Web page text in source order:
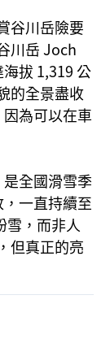
谷川岳險要
川岳 Joch
拔 1,319 公
的全景盡收
為可以在車
全國滑雪季
一直持續至
雪，而非人
但真正的亮